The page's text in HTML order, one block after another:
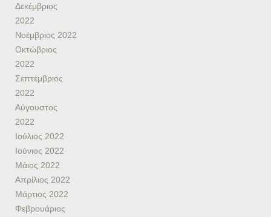
Δεκέμβριος
2022
Νοέμβριος 2022
Οκτώβριος
2022
Σεπτέμβριος
2022
Αύγουστος
2022
Ιούλιος 2022
Ιούνιος 2022
Μάιος 2022
Απρίλιος 2022
Μάρτιος 2022
Φεβρουάριος